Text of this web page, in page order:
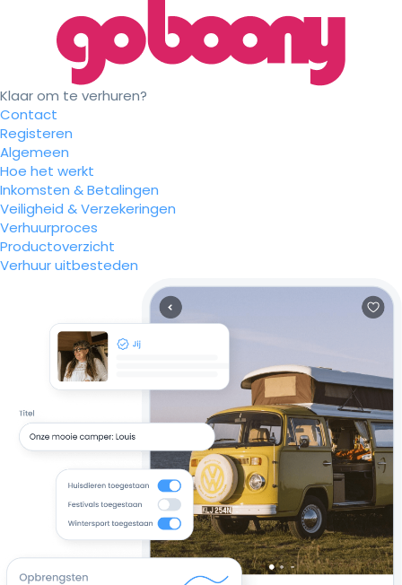
Klaar om te verhuren?
Contact
Registeren
Algemeen
Hoe het werkt
Inkomsten & Betalingen
Veiligheid & Verzekeringen
Verhuurproces
Productoverzicht
Verhuur uitbesteden